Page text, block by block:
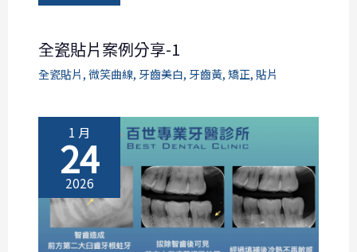
全瓷貼片案例分享-1
全瓷貼片 ,微笑曲線, 牙齒美白, 牙齒黃,矯正, 貼片
1 月
24
2026